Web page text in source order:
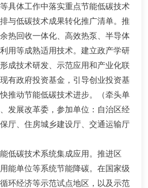
具体工作中落实重点节能低碳技术
与低碳技术成果转化推广清单。推
热回收一体化、高效热泵、半导体
用等成熟适用技术。建立政产学研
成技术研发、示范应用和产业化联
有政府投资基金，引导创业投资基
推动节能低碳技术进步。
（牵头单
发展改革委，参加单位：自治区经
厅、住房城乡建设厅、交通运输厅
能低碳技术系统集成应用。推进区
能单位等系统节能降碳。在国家级
环经济等示范试点地区，以及示范